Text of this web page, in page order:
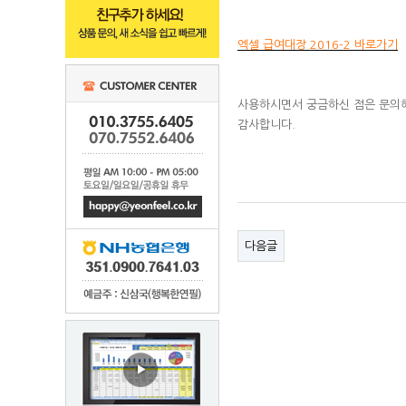
엑셀 급여대장 2016-2 바로가기
사용하시면서 궁금하신 점은 문의
감사합니다.
다음글